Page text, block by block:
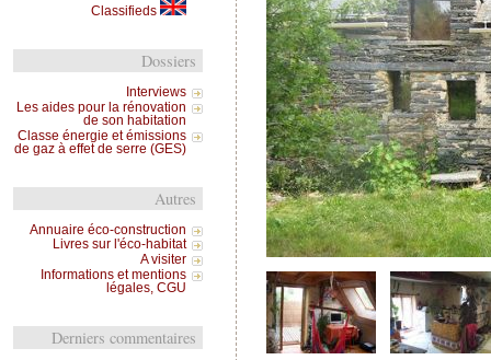
Classifieds
Dossiers
Interviews
Les aides pour la rénovation
de son habitation
Classe énergie et émissions
de gaz à effet de serre (GES)
Autres
Annuaire éco-construction
Livres sur l'éco-habitat
A visiter
Informations et mentions
légales, CGU
Derniers commentaires